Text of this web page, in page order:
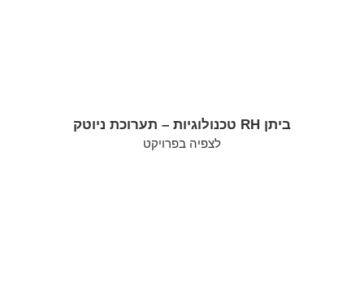
ביתן RH טכנולוגיות – תערוכת ניוטק
לצפיה בפרויקט